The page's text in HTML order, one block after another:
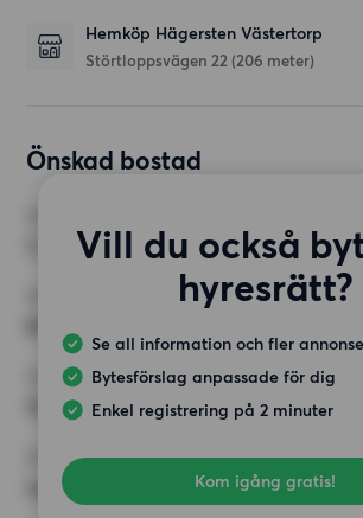
Hemköp Hägersten Västertorp
Störtloppsvägen 22 (206 meter)
Önskad bostad
Vill du också
hyresrätt?
Se all information och fler
Bytesförslag anpassade för dig
Enkel registrering på 2 minuter
Kom igång gratis!
MINST ANTAL KVADRATMETER
HÖGSTA HYRA
15 000 kr
Inga speciella krav